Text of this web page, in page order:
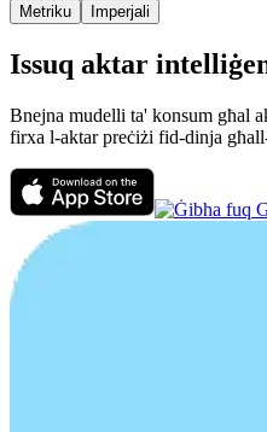
Metriku Imperjali
Issuq aktar
Bnejna mudelli ta' konsum għal
firxa l-aktar preċiżi fid-dinja